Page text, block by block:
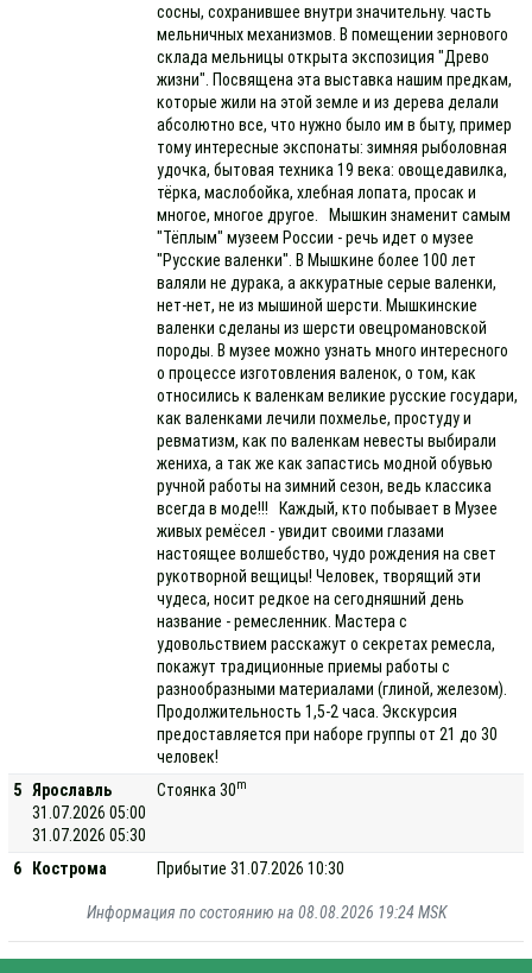
сосны, сохранившее внутри значительну. часть
мельничных механизмов. В помещении зернового
склада мельницы открыта экспозиция "Древо
жизни". Посвящена эта выставка нашим предкам,
которые жили на этой земле и из дерева делали
абсолютно все, что нужно было им в быту, пример
тому интересные экспонаты: зимняя рыболовная
удочка, бытовая техника 19 века: овощедавилка,
тёрка, маслобойка, хлебная лопата, просак и
многое, многое другое. Мышкин знаменит самым
"Тёплым" музеем России - речь идет о музее
"Русские валенки". В Мышкине более 100 лет
валяли не дурака, а аккуратные серые валенки,
нет-нет, не из мышиной шерсти. Мышкинские
валенки сделаны из шерсти овецромановской
породы. В музее можно узнать много интересного
о процессе изготовления валенок, о том, как
относились к валенкам великие русские государи,
как валенками лечили похмелье, простуду и
ревматизм, как по валенкам невесты выбирали
жениха, а так же как запастись модной обувью
ручной работы на зимний сезон, ведь классика
всегда в моде!!! Каждый, кто побывает в Музее
живых ремёсел - увидит своими глазами
настоящее волшебство, чудо рождения на свет
рукотворной вещицы! Человек, творящий эти
чудеса, носит редкое на сегодняшний день
название - ремесленник. Мастера с
удовольствием расскажут о секретах ремесла,
покажут традиционные приемы работы с
разнообразными материалами (глиной, железом).
Продолжительность 1,5-2 часа. Экскурсия
предоставляется при наборе группы от 21 до 30
человек!
5
Ярославль
31.07.2026 05:00
31.07.2026 05:30
Стоянка 30m
6 Кострома Прибытие 31.07.2026 10:30
Информация по состоянию на 08.08.2026 19:24 MSK